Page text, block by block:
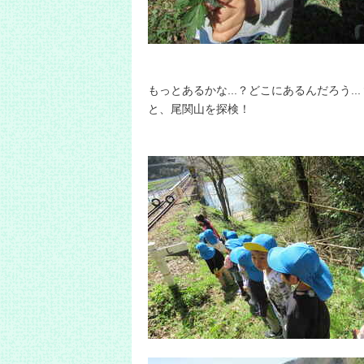
もっとあるかな...？どこにあるんだろう...
と、尾関山を探検！